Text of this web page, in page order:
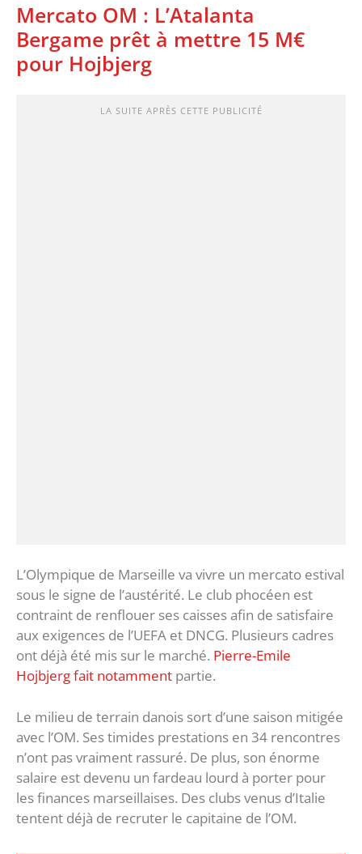
Mercato OM : L’Atalanta
Bergame prêt à mettre 15 M€
pour Hojbjerg
LA SUITE APRÈS CETTE PUBLICITÉ
L’Olympique de Marseille va vivre un mercato estival
sous le signe de l’austérité. Le club phocéen est
contraint de renflouer ses caisses afin de satisfaire
aux exigences de l’UEFA et DNCG. Plusieurs cadres
ont déjà été mis sur le marché. Pierre-Emile
Hojbjerg fait notamment partie.
Le milieu de terrain danois sort d’une saison mitigée
avec l’OM. Ses timides prestations en 34 rencontres
n’ont pas vraiment rassuré. De plus, son énorme
salaire est devenu un fardeau lourd à porter pour
les finances marseillaises. Des clubs venus d’Italie
tentent déjà de recruter le capitaine de l’OM.